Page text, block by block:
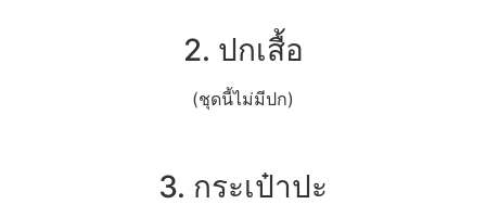
2. ปกเสื้อ
(ชุดนี้ไม่มีปก)
3. กระเป๋าปะ